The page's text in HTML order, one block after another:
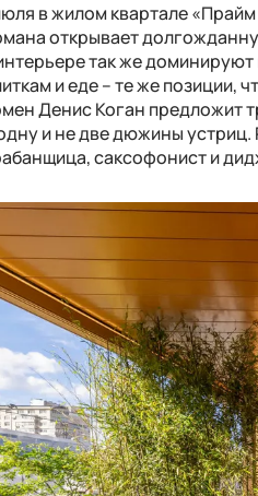
в жилом квартале
открывает
так же
и еде – те же позиции,
Денис Коган предложит
и не две дюжины
саксофонист и